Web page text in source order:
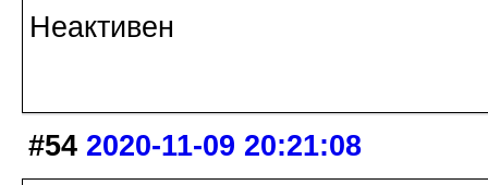
Неактивен
#54 2020-11-09 20:21:08